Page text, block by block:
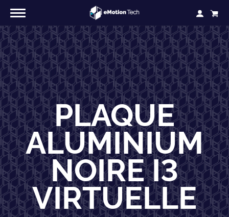
PLAQUE
ALUMINIUM
NOIRE I3
VIRTUELLE